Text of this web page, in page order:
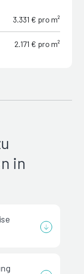
3.331 € pro m²
2.171 € pro m²
in